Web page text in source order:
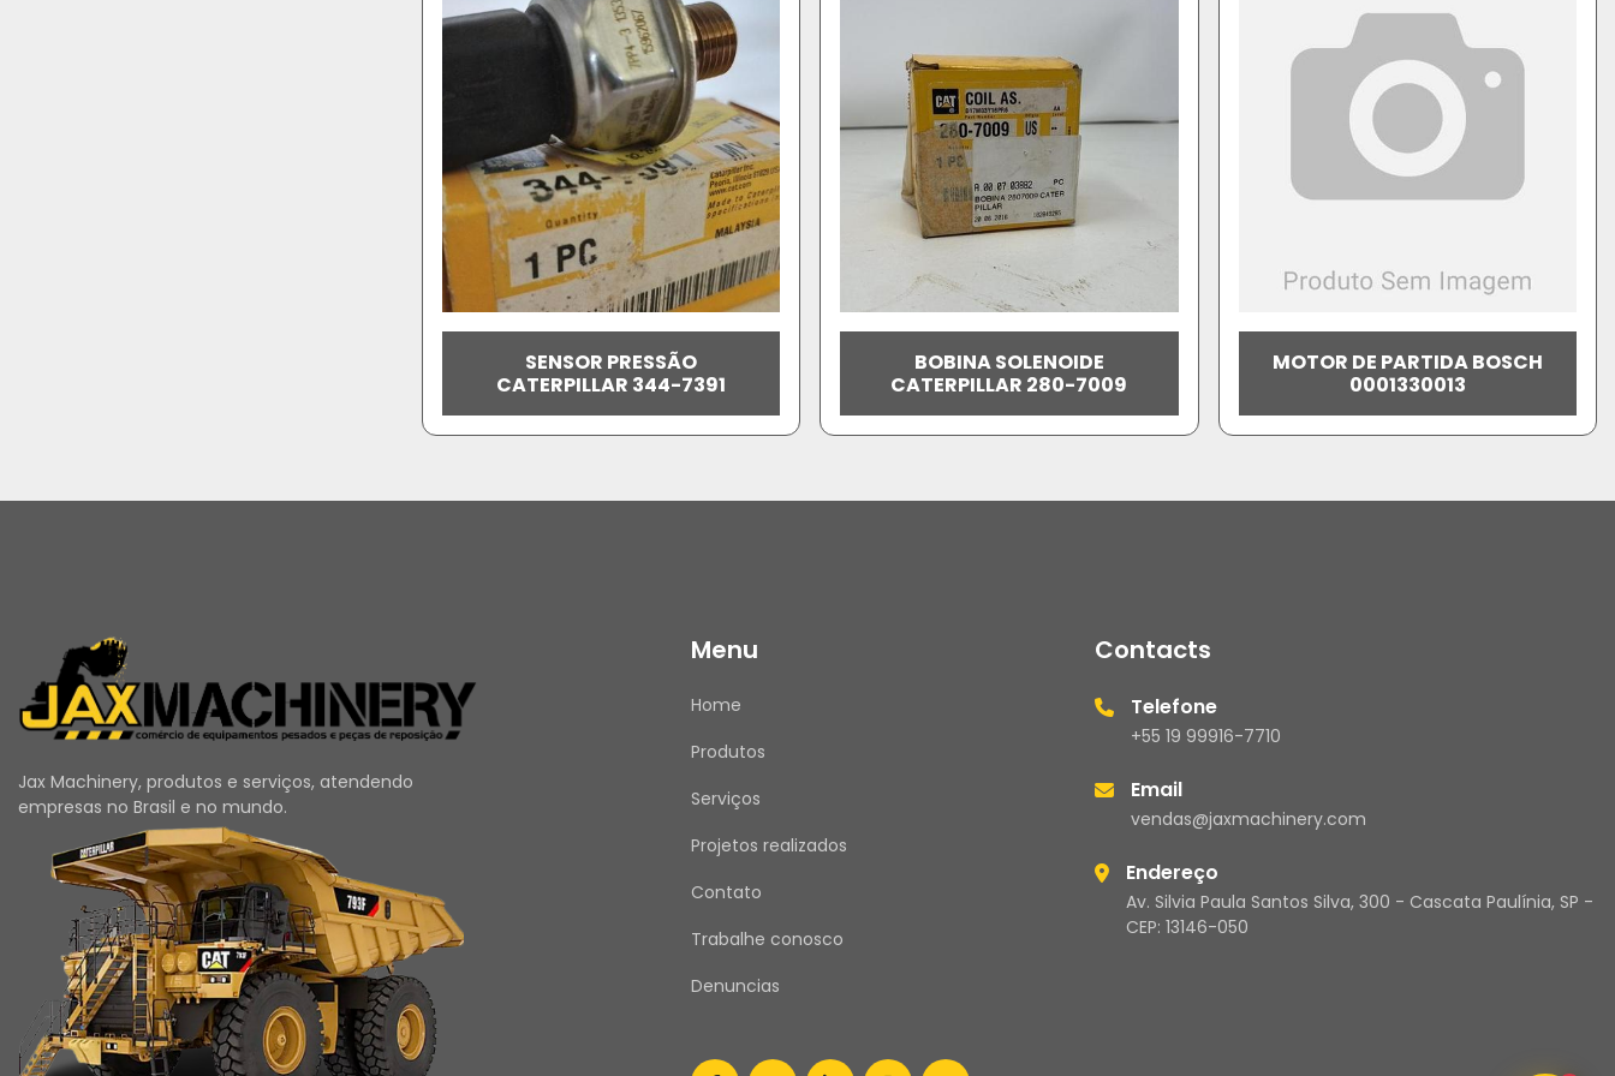
SENSOR PRESSÃO
CATERPILLAR 344-7391
BOBINA SOLENOIDE
CATERPILLAR 280-7009
MOTOR DE PARTIDA BOSCH
0001330013
Jax Machinery, produtos e serviços, atendendo
empresas no Brasil e no mundo.
Menu
Home
Produtos
Serviços
Projetos realizados
Contato
Trabalhe conosco
Denuncias
Contacts
Telefone
+55 19 99916-7710
Email
vendas@jaxmachinery.com
Endereço
Av. Silvia Paula Santos Silva, 300 - Cascata Paulínia, SP -
CEP: 13146-050